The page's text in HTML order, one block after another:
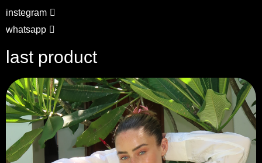
instegram
whatsapp
last product